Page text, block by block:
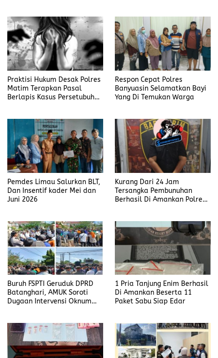
Praktisi Hukum Desak Polres
Matim Terapkan Pasal
Berlapis Kasus Persetubuhan
Respon Cepat Polres
Banyuasin Selamatkan Bayi
Yang Di Temukan Warga
Pemdes Limau Salurkan BLT,
Dan Insentif kader Mei dan
Juni 2026
Kurang Dari 24 Jam
Tersangka Pembunuhan
Berhasil Di Amankan Polres
Buruh FSPTI Geruduk DPRD
Batanghari, AMUK Soroti
Dugaan Intervensi Oknum
1 Pria Tanjung Enim Berhasil
Di Amankan Beserta 11
Paket Sabu Siap Edar